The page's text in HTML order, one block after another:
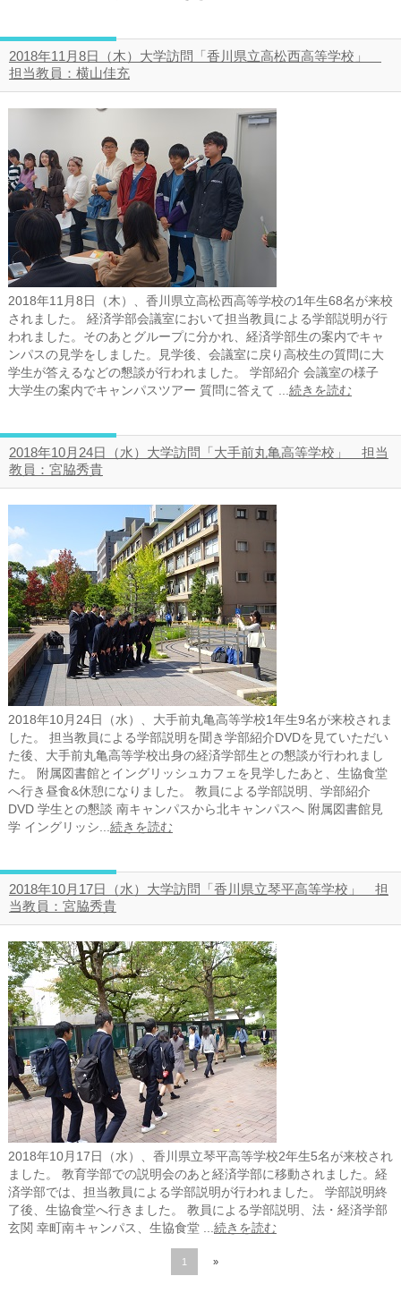
2018年11月8日（木）大学訪問「香川県立高松西高等学校」
担当教員：横山佳充
2018年11月8日（木）、香川県立高松西高等学校の1年生68名が来校
されました。 経済学部会議室において担当教員による学部説明が行
われました。そのあとグループに分かれ、経済学部生の案内でキャ
ンパスの見学をしました。見学後、会議室に戻り高校生の質問に大
学生が答えるなどの懇談が行われました。 学部紹介 会議室の様子
大学生の案内でキャンパスツアー 質問に答えて ...続きを読む
2018年10月24日（水）大学訪問「大手前丸亀高等学校」 担当
教員：宮脇秀貴
2018年10月24日（水）、大手前丸亀高等学校1年生9名が来校されま
した。 担当教員による学部説明を聞き学部紹介DVDを見ていただい
た後、大手前丸亀高等学校出身の経済学部生との懇談が行われまし
た。 附属図書館とイングリッシュカフェを見学したあと、生協食堂
へ行き昼食&休憩になりました。 教員による学部説明、学部紹介
DVD 学生との懇談 南キャンパスから北キャンパスへ 附属図書館見
学 イングリッシ...続きを読む
2018年10月17日（水）大学訪問「香川県立琴平高等学校」 担
当教員：宮脇秀貴
2018年10月17日（水）、香川県立琴平高等学校2年生5名が来校され
ました。 教育学部での説明会のあと経済学部に移動されました。経
済学部では、担当教員による学部説明が行われました。 学部説明終
了後、生協食堂へ行きました。 教員による学部説明、法・経済学部
玄関 幸町南キャンパス、生協食堂 ...続きを読む
1 »